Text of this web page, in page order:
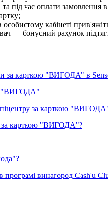
та під час оплати замовлення в
артку;
особистому кабінеті прив'яжіт
вач — бонусний рахунок підтяг
и за карткою "ВИГОДА" в
"ВИГОДА"
піцентру за карткою "ВИГОДА
за карткою "ВИГОДА"?
ода"?
в програмі винагород Cash'u